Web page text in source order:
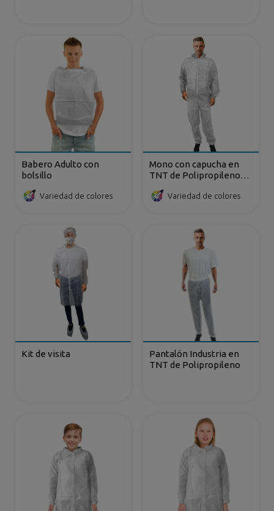
Babero Adulto con
bolsillo
Variedad de colores
Mono con capucha en
TNT de Polipropileno
Variedad de colores
Kit de visita
Pantalón Industria en
TNT de Polipropileno